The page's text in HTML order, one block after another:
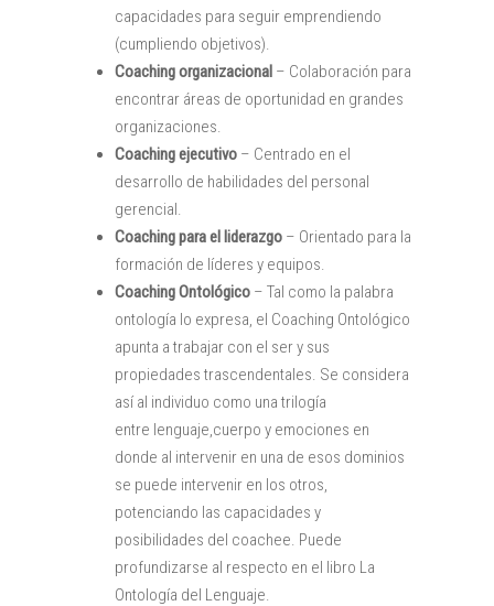
capacidades para seguir emprendiendo
(cumpliendo objetivos).
Coaching organizacional – Colaboración para
encontrar áreas de oportunidad en grandes
organizaciones.
Coaching ejecutivo – Centrado en el
desarrollo de habilidades del personal
gerencial.
Coaching para el liderazgo – Orientado para la
formación de líderes y equipos.
Coaching Ontológico – Tal como la palabra
ontología lo expresa, el Coaching Ontológico
apunta a trabajar con el ser y sus
propiedades trascendentales. Se considera
así al individuo como una trilogía
entre lenguaje,cuerpo y emociones en
donde al intervenir en una de esos dominios
se puede intervenir en los otros,
potenciando las capacidades y
posibilidades del coachee. Puede
profundizarse al respecto en el libro La
Ontología del Lenguaje.